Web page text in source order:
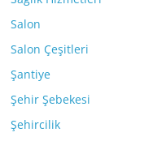
Salon
Salon Çeşitleri
Şantiye
Şehir Şebekesi
Şehircilik